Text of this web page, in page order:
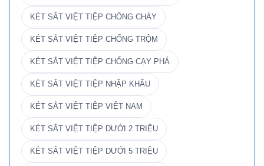
KÉT SẮT VIỆT TIỆP CHỐNG CHÁY
KÉT SẮT VIỆT TIỆP CHỐNG TRỘM
KÉT SẮT VIỆT TIỆP CHỐNG CẠY PHÁ
KÉT SẮT VIỆT TIỆP NHẬP KHẨU
KÉT SẮT VIỆT TIỆP VIỆT NAM
KÉT SẮT VIỆT TIỆP DƯỚI 2 TRIỆU
KÉT SẮT VIỆT TIỆP DƯỚI 5 TRIỆU